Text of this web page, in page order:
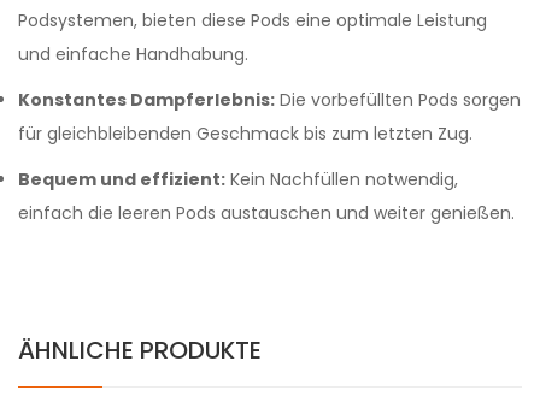
Podsystemen, bieten diese Pods eine optimale Leistung
und einfache Handhabung.
Konstantes Dampferlebnis: Die vorbefüllten Pods sorgen
für gleichbleibenden Geschmack bis zum letzten Zug.
Bequem und effizient: Kein Nachfüllen notwendig,
einfach die leeren Pods austauschen und weiter genießen.
ÄHNLICHE PRODUKTE